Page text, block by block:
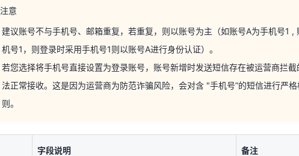
机号1，则登录时采用手机号1则以账号A进行身份认证）。
若您选择将手机号直接设置为登录账号，账号新增时发送短信存在被运营商拦截
法正常接收。这是因为运营商为防范诈骗风险，会对含 "手机号”的短信进行严格
则。
字段说明 备注
必填，用于登录和唯一标识的账号，不可修改，可
包含数字、符号（仅支持“_” 、“.”、“-”、“·”），
注意
建议账号不与手机号、邮箱重复，若重复，则以账号为主（如账号A为手机号1 ,
机号1，则登录时采用手机号1则以账号A进行身份认证）。
若您选择将手机号直接设置为登录账号，账号新增时发送短信存在被运营商拦
法正常接收。这是因为运营商为防范诈骗风险，会对含 "手机号”的短信进行严
则。
字段说明 备注